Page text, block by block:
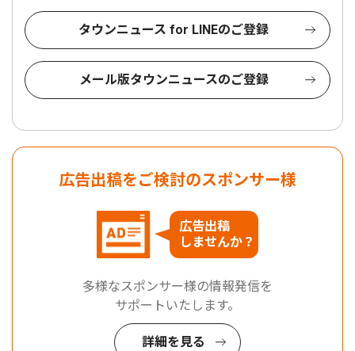
タウンニュース for LINEのご登録
メール版タウンニュースのご登録
広告出稿をご検討のスポンサー様
広告出稿
しませんか？
多様なスポンサー様の情報発信を
サポートいたします。
詳細を見る